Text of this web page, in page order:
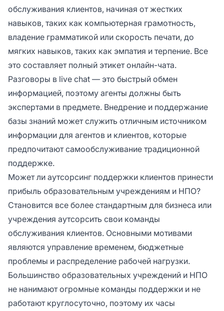
обслуживания клиентов, начиная от жестких
навыков, таких как компьютерная грамотность,
владение грамматикой или скорость печати, до
мягких навыков, таких как эмпатия и терпение. Все
это составляет полный этикет онлайн-чата.
Разговоры в live chat — это быстрый обмен
информацией, поэтому агенты должны быть
экспертами в предмете. Внедрение и поддержание
базы знаний может служить отличным источником
информации для агентов и клиентов, которые
предпочитают самообслуживание традиционной
поддержке.
Может ли аутсорсинг поддержки клиентов принести
прибыль образовательным учреждениям и НПО?
Становится все более стандартным для бизнеса или
учреждения аутсорсить свои команды
обслуживания клиентов. Основными мотивами
являются управление временем, бюджетные
проблемы и распределение рабочей нагрузки.
Большинство образовательных учреждений и НПО
не нанимают огромные команды поддержки и не
работают круглосуточно, поэтому их часы